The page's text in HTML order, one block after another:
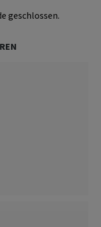
geschlossen.